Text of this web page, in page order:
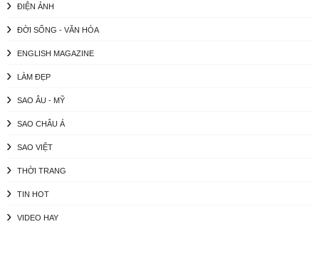
ĐIỆN ẢNH
ĐỜI SỐNG - VĂN HÓA
ENGLISH MAGAZINE
LÀM ĐẸP
SAO ÂU - MỸ
SAO CHÂU Á
SAO VIỆT
THỜI TRANG
TIN HOT
VIDEO HAY